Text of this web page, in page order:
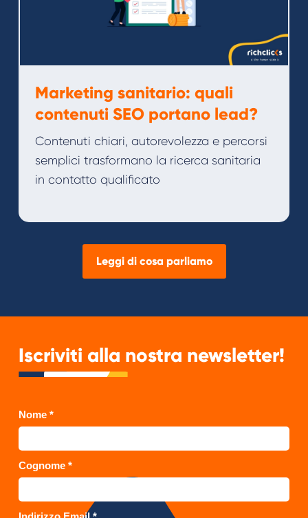
Marketing sanitario: quali
contenuti SEO portano lead?
Contenuti chiari, autorevolezza e percorsi
semplici trasformano la ricerca sanitaria
in contatto qualificato
Leggi di cosa parliamo
Iscriviti alla nostra newsletter!